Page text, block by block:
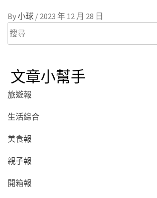
By小球 / 2023 年 12 月 28 日
搜
尋
文章小幫手
旅遊報
生活綜合
美食報
親子報
開箱報